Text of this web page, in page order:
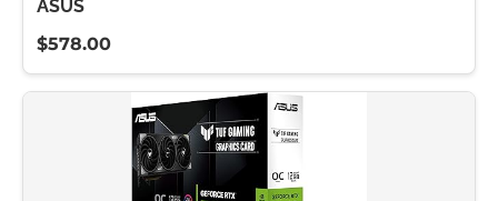
ASUS
$578.00